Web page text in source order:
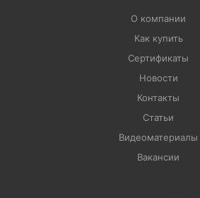
О компании
Как купить
Сертификаты
Новости
Контакты
Статьи
Видеоматериалы
Вакансии